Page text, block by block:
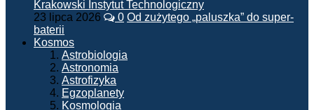
23 lipca 2026 0 Od zużytego „paluszka” do super-
baterii
Kosmos
Astrobiologia
Astronomia
Astrofizyka
Egzoplanety
Kosmologia